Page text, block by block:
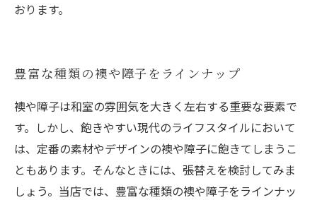
おります。
豊富な種類の襖や障子をラインナップ
襖や障子は和室の雰囲気を大きく左右する重要な要素で
す。しかし、飽きやすい現代のライフスタイルにおいて
は、定番の素材やデザインの襖や障子に飽きてしまうこ
ともあります。そんなときには、張替えを検討してみま
しょう。当店では、豊富な種類の襖や障子をラインナッ